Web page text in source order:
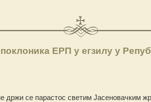
ЕРП у егзилу у
се парастос светим Јасеновачким